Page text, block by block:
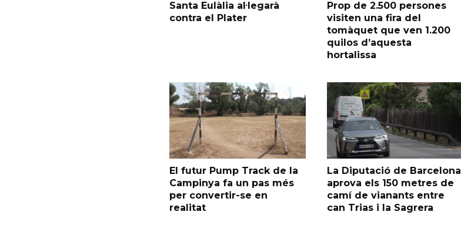
Santa Eulàlia al·legarà
contra el Plater
Prop de 2.500 persones
visiten una fira del
tomàquet que ven 1.200
quilos d’aquesta
hortalissa
El futur Pump Track de la
Campinya fa un pas més
per convertir-se en
realitat
La Diputació de Barcelona
aprova els 150 metres de
camí de vianants entre
can Trias i la Sagrera